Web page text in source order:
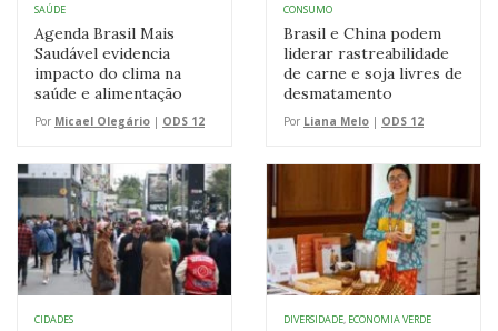
SAÚDE
Agenda Brasil Mais
Saudável evidencia
impacto do clima na
saúde e alimentação
Por Micael Olegário | ODS 12
CONSUMO
Brasil e China podem
liderar rastreabilidade
de carne e soja livres de
desmatamento
Por Liana Melo | ODS 12
CIDADES DIVERSIDADE, ECONOMIA VERDE